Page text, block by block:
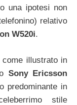
una ipotesi non
relativo
W520i.
illustrato in
Sony Ericsson
predominante in
stile